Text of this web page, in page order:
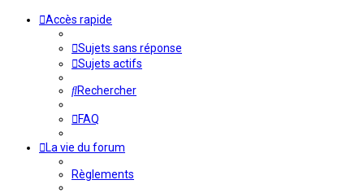
Accès rapide
Sujets sans réponse
Sujets actifs
Rechercher
FAQ
La vie du forum
Règlements